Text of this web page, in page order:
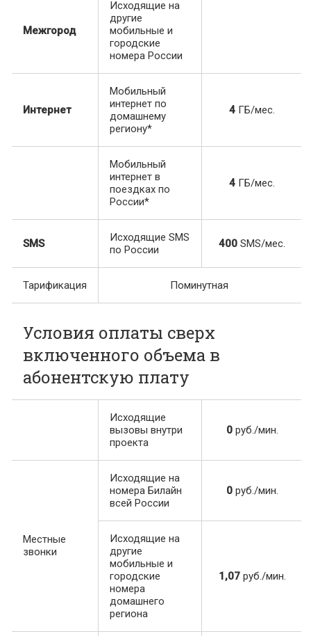
Межгород
Исходящие на
другие
мобильные и
городские
номера России
Интернет
Мобильный
интернет по
домашнему
региону*
4 ГБ/мес.
Мобильный
интернет в
поездках по
России*
4 ГБ/мес.
SMS
Исходящие SMS
по России
400 SMS/мес.
Тарификация Поминутная
Условия оплаты сверх
включенного объема в
абонентскую плату
Исходящие
вызовы внутри
проекта
0руб./мин.
Местные
звонки
Исходящие на
номера Билайн
всей России
0руб./мин.
Исходящие на
другие
мобильные и
городские
номера
домашнего
региона
1,07руб./мин.